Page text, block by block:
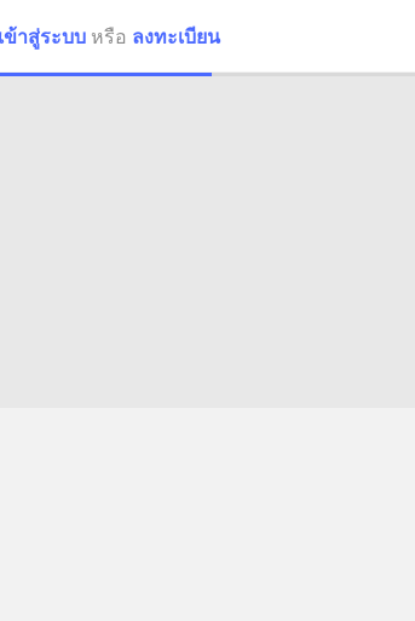
เข้าสู่ระบบ หรือ ลงทะเบียน